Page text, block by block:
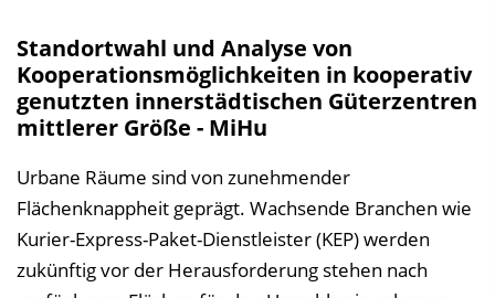
Standortwahl und Analyse von
Kooperationsmöglichkeiten in kooperativ
genutzten innerstädtischen Güterzentren
mittlerer Größe - MiHu
Urbane Räume sind von zunehmender
Flächenknappheit geprägt. Wachsende Branchen wie
Kurier-Express-Paket-Dienstleister (KEP) werden
zukünftig vor der Herausforderung stehen nach